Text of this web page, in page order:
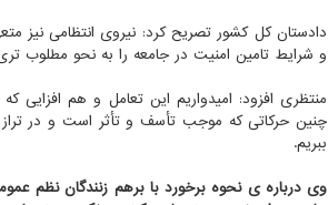
دادستان کل کشور تصریح کرد: نیروی انتظامی نیز
و شرایط تامین امنیت در جامعه را به نحو مطلوب
منتظری افزود: امیدواریم این تعامل و هم افزایی
چنین حرکاتی که موجب تأسف و تأثر است و در تراز
ببریم.
وی درباره ی نحوه برخورد با برهم زنندگان نظم